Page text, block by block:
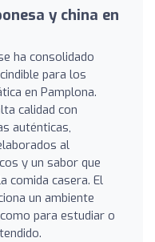
y china en
ha consolidado
para los
en Pamplona.
calidad con
auténticas,
al
y un sabor que
comida casera. El
un ambiente
para estudiar o